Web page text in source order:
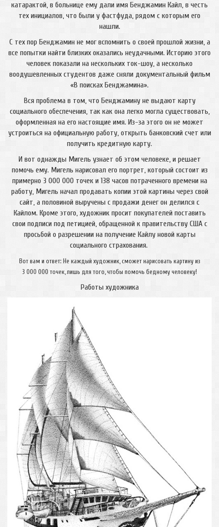
катарактой, в больнице ему дали имя Бенджамин Кайл, в честь
тех инициалов, что были у фастфуда, рядом с которым его
нашли.
С тех пор Бенджамин не мог вспомнить о своей прошлой жизни, а
все попытки найти близких оказались неудачными. Историю этого
человек показали на нескольких ток-шоу, а несколько
воодушевленных студентов даже сняли документальный фильм
«В поисках Бенджамина».
Вся проблема в том, что Бенджамину не выдают карту
социального обеспечения, так как она легко могла существовать,
оформленная на его настоящие имя. Из-за этого он не может
устроиться на официальную работу, открыть банковский счет или
получить кредитную карту.
И вот однажды Мигель узнает об этом человеке, и решает
помочь ему. Мигель нарисовал его портрет, который состоит из
примерно 3 000 000 точек и 138 часов потраченного времени на
работу, Мигель начал продавать копии этой картины через свой
сайт, а половиной выручены с продажи денег он делился с
Кайлом. Кроме этого, художник просит покупателей поставить
свои подписи под петицией, обращенной к правительству США с
просьбой о разрешении на получение Кайлу новой карты
социального страхования.
Вот вам и ответ: Не каждый художник, сможет нарисовать картину из
3 000 000 точек, лишь для того, чтобы помочь бедному человеку!
Работы художника